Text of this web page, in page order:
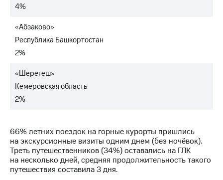
4%
«Абзаково»
Республика Башкортостан
2%
«Шерегеш»
Кемеровская область
2%
66% летних поездок на горные курорты пришлись
на экскурсионные визиты одним днем (без ночёвок).
Треть путешественников (34%) оставались на ГЛК
на несколько дней, средняя продолжительность такого
путешествия составила 3 дня.